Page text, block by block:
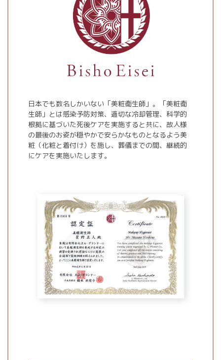
日本でも数名しかいない「美粧衛生師」。「美粧衛
生師」とは感染予防対策、適切な冷却管理、科学的
根拠に基づいた死後ケアを実施すると共に、故人様
の最後のお姿が穏やかで安らかなものとなるよう美
粧（化粧と着付け）を施し、葬儀までの間、継続的
にケアを実施いたします。